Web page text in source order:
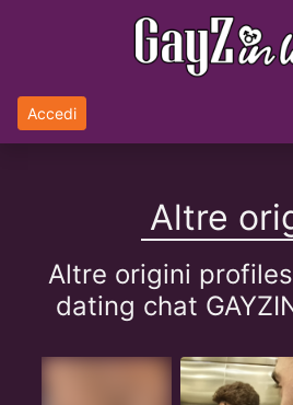
Accedi
Altre
Altre origini
dating chat